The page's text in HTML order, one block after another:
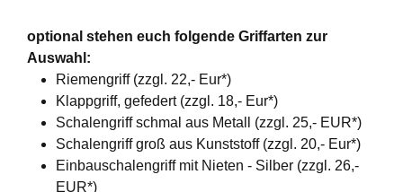
optional stehen euch folgende Griffarten zur
Auswahl:
Riemengriff (zzgl. 22,- Eur*)
Klappgriff, gefedert (zzgl. 18,- Eur*)
Schalengriff schmal aus Metall (zzgl. 25,- EUR*)
Schalengriff groß aus Kunststoff (zzgl. 20,- Eur*)
Einbauschalengriff mit Nieten - Silber (zzgl. 26,-
EUR*)